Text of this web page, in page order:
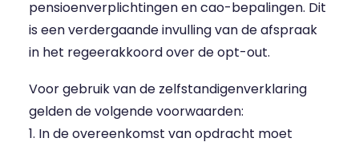
pensioenverplichtingen en cao-bepalingen. Dit
is een verdergaande invulling van de afspraak
in het regeerakkoord over de opt-out.
Voor gebruik van de zelfstandigenverklaring
gelden de volgende voorwaarden:
1. In de overeenkomst van opdracht moet